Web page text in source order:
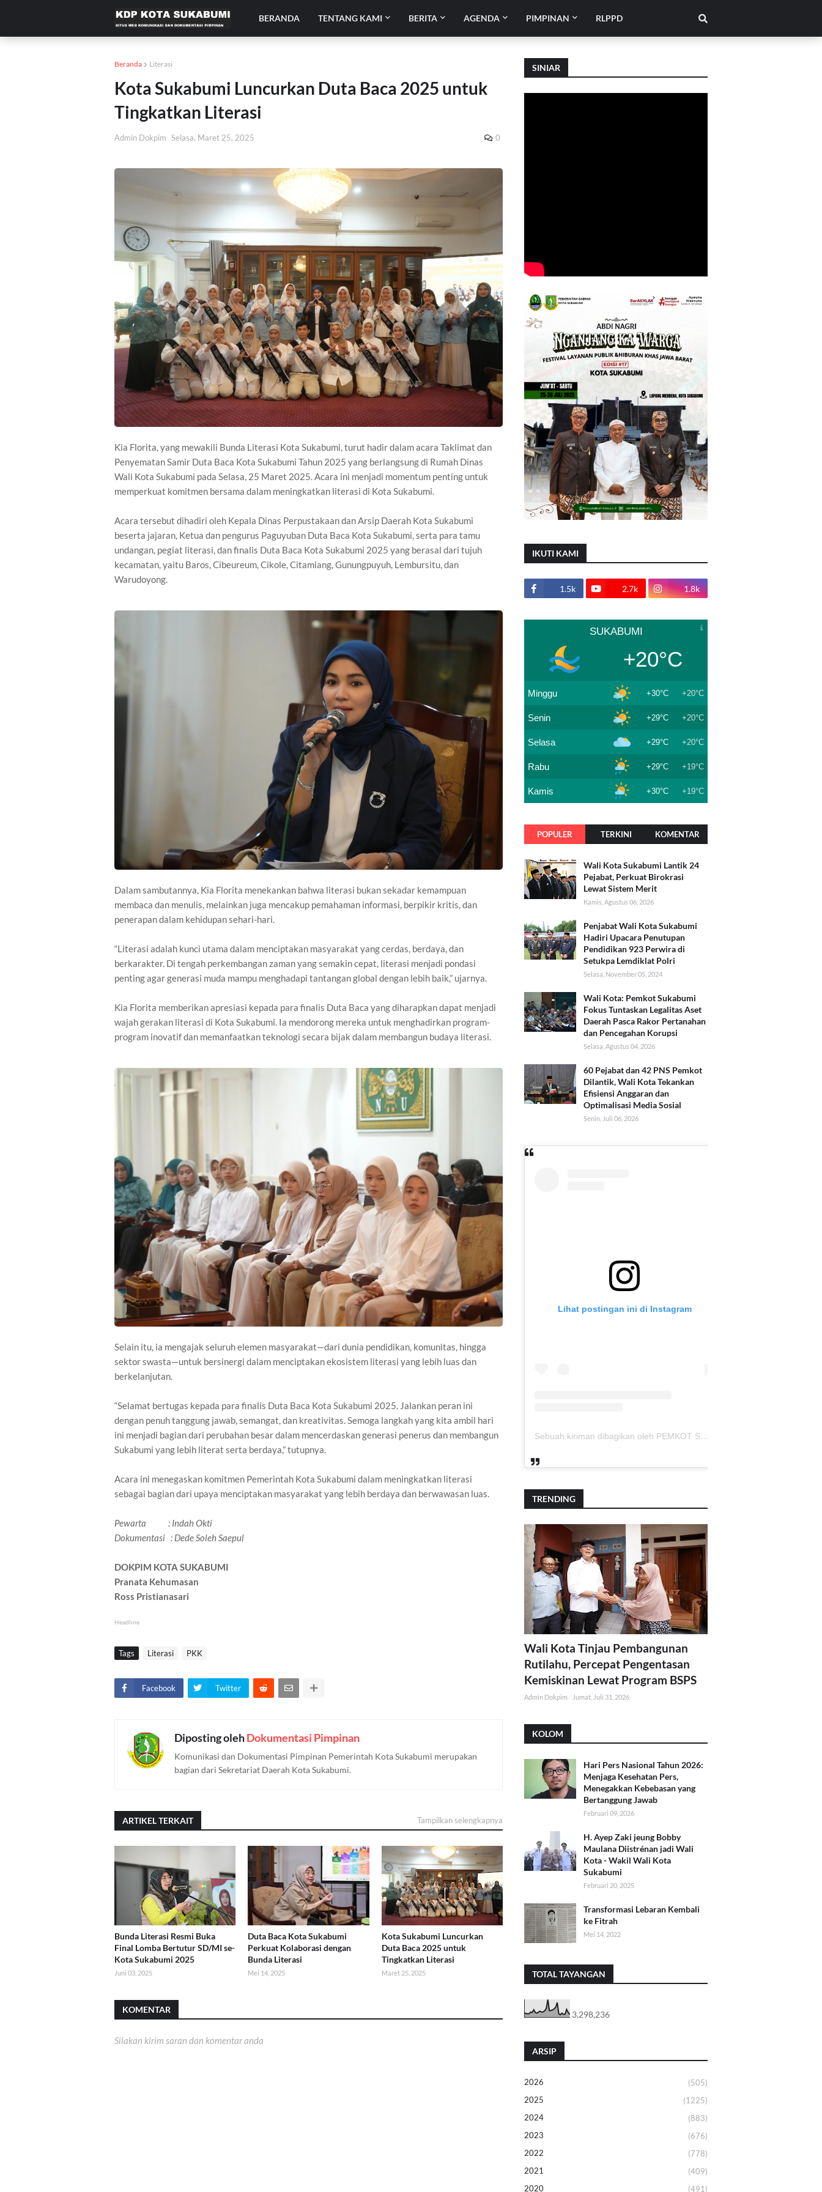
BERANDA TENTANG KAMI BERITA AGENDA PIMPINAN RLPPD
Beranda Literasi
Kota Sukabumi Luncurkan Duta Baca 2025 untuk
Tingkatkan Literasi
Admin Dokpim Selasa, Maret 25, 2025 0
Kia Florita, yang mewakili Bunda Literasi Kota Sukabumi, turut hadir dalam acara Taklimat dan
Penyematan Samir Duta Baca Kota Sukabumi Tahun 2025 yang berlangsung di Rumah Dinas
Wali Kota Sukabumi pada Selasa, 25 Maret 2025. Acara ini menjadi momentum penting untuk
memperkuat komitmen bersama dalam meningkatkan literasi di Kota Sukabumi.
Acara tersebut dihadiri oleh Kepala Dinas Perpustakaan dan Arsip Daerah Kota Sukabumi
beserta jajaran, Ketua dan pengurus Paguyuban Duta Baca Kota Sukabumi, serta para tamu
undangan, pegiat literasi, dan finalis Duta Baca Kota Sukabumi 2025 yang berasal dari tujuh
kecamatan, yaitu Baros, Cibeureum, Cikole, Citamiang, Gunungpuyuh, Lembursitu, dan
Warudoyong.
Dalam sambutannya, Kia Florita menekankan bahwa literasi bukan sekadar kemampuan
membaca dan menulis, melainkan juga mencakup pemahaman informasi, berpikir kritis, dan
penerapan dalam kehidupan sehari-hari.
“Literasi adalah kunci utama dalam menciptakan masyarakat yang cerdas, berdaya, dan
berkarakter. Di tengah perkembangan zaman yang semakin cepat, literasi menjadi pondasi
penting agar generasi muda mampu menghadapi tantangan global dengan lebih baik,” ujarnya.
Kia Florita memberikan apresiasi kepada para finalis Duta Baca yang diharapkan dapat menjadi
wajah gerakan literasi di Kota Sukabumi. Ia mendorong mereka untuk menghadirkan program-
program inovatif dan memanfaatkan teknologi secara bijak dalam membangun budaya literasi.
Selain itu, ia mengajak seluruh elemen masyarakat—dari dunia pendidikan, komunitas, hingga
sektor swasta—untuk bersinergi dalam menciptakan ekosistem literasi yang lebih luas dan
berkelanjutan.
“Selamat bertugas kepada para finalis Duta Baca Kota Sukabumi 2025. Jalankan peran ini
dengan penuh tanggung jawab, semangat, dan kreativitas. Semoga langkah yang kita ambil hari
ini menjadi bagian dari perubahan besar dalam mencerdaskan generasi penerus dan membangun
Sukabumi yang lebih literat serta berdaya,” tutupnya.
Acara ini menegaskan komitmen Pemerintah Kota Sukabumi dalam meningkatkan literasi
sebagai bagian dari upaya menciptakan masyarakat yang lebih berdaya dan berwawasan luas.
Pewarta : Indah Okti
Dokumentasi : Dede Soleh Saepul
DOKPIM KOTA SUKABUMI
Pranata Kehumasan
Ross Pristianasari
Headline
Tags Literasi PKK
Facebook Twitter
Diposting olehDokumentasi Pimpinan
Komunikasi dan Dokumentasi Pimpinan Pemerintah Kota Sukabumi merupakan
bagian dari Sekretariat Daerah Kota Sukabumi.
ARTIKEL TERKAIT Tampilkan selengkapnya
Bunda Literasi Resmi Buka
Final Lomba Bertutur SD/MI se-
Kota Sukabumi 2025
Juni 03, 2025
Duta Baca Kota Sukabumi
Perkuat Kolaborasi dengan
Bunda Literasi
Mei 14, 2025
Kota Sukabumi Luncurkan
Duta Baca 2025 untuk
Tingkatkan Literasi
Maret 25, 2025
KOMENTAR
Silakan kirim saran dan komentar anda
SINIAR
IKUTI KAMI
1.5k 2.7k 1.8k
SUKABUMI
+20°C
Minggu +30°C +20°C
Senin +29°C +20°C
Selasa +29°C +20°C
Rabu +29°C +19°C
Kamis +30°C +19°C
POPULER TERKINI KOMENTAR
Wali Kota Sukabumi Lantik 24
Pejabat, Perkuat Birokrasi
Lewat Sistem Merit
Kamis, Agustus 06, 2026
Penjabat Wali Kota Sukabumi
Hadiri Upacara Penutupan
Pendidikan 923 Perwira di
Setukpa Lemdiklat Polri
Selasa, November 05, 2024
Wali Kota: Pemkot Sukabumi
Fokus Tuntaskan Legalitas Aset
Daerah Pasca Rakor Pertanahan
dan Pencegahan Korupsi
Selasa, Agustus 04, 2026
60 Pejabat dan 42 PNS Pemkot
Dilantik, Wali Kota Tekankan
Efisiensi Anggaran dan
Optimalisasi Media Sosial
Senin, Juli 06, 2026
Lihat postingan ini di Instagram
Sebuah kiriman dibagikan oleh PEMKOT SUKABUMI (@pemkotsukabumi_)
TRENDING
Wali Kota Tinjau Pembangunan
Rutilahu, Percepat Pengentasan
Kemiskinan Lewat Program BSPS
Admin Dokpim Jumat, Juli 31, 2026
KOLOM
Hari Pers Nasional Tahun 2026:
Menjaga Kesehatan Pers,
Menegakkan Kebebasan yang
Bertanggung Jawab
Februari 09, 2026
H. Ayep Zaki jeung Bobby
Maulana Diistrénan jadi Wali
Kota - Wakil Wali Kota
Sukabumi
Februari 20, 2025
Transformasi Lebaran Kembali
ke Fitrah
Mei 14, 2022
TOTAL TAYANGAN
3,298,236
ARSIP
2026
(505)
2025
(1225)
2024
(883)
2023
(676)
2022
(778)
2021
(409)
2020
(491)